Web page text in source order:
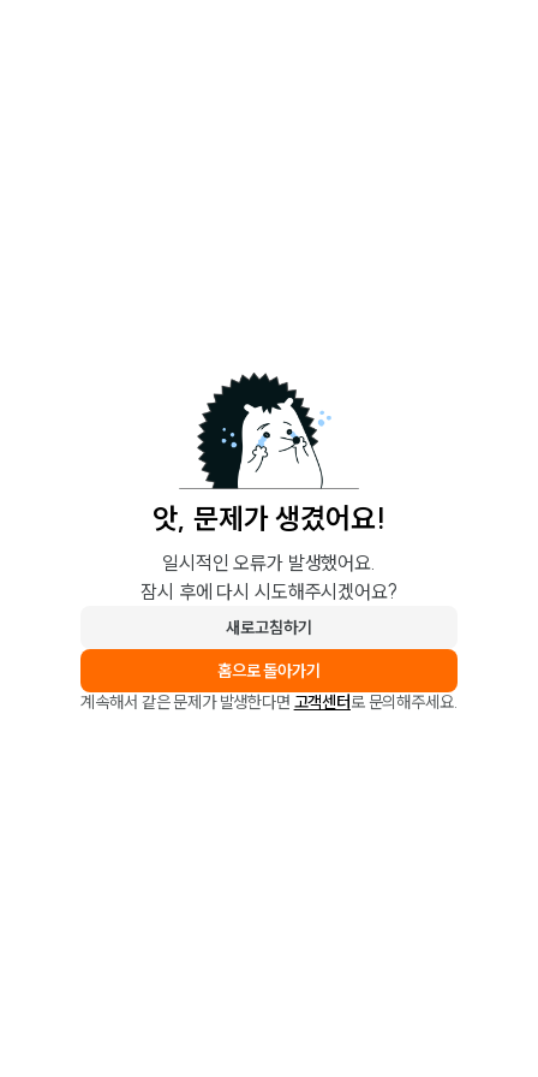
앗, 문제가 생겼어요!
일시적인 오류가 발생했어요.
잠시 후에 다시 시도해주시겠어요?
새로고침하기
홈으로 돌아가기
계속해서 같은 문제가 발생한다면 고객센터로 문의해주세요.